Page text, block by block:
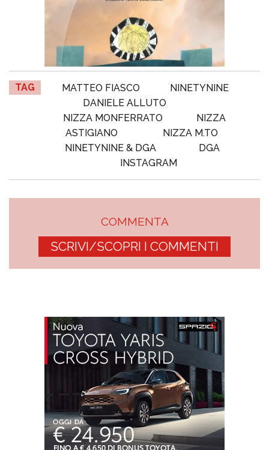
TAG MATTEO FIASCO
NINETYNINE
DANIELE ALLUTO
NIZZA MONFERRATO
NIZZA
ASTIGIANO
NIZZA M.TO
NINETYNINE & DGA
DGA
INSTAGRAM
COMMENTA
SCRIVI/SCOPRI I COMMENTI